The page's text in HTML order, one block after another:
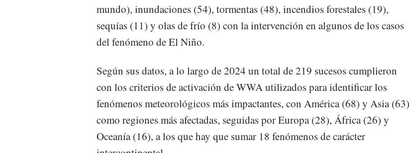
mundo), inundaciones (54), tormentas (48), incendios forestales (19),
sequías (11) y olas de frío (8) con la intervención en algunos de los casos
del fenómeno de El Niño.
Según sus datos, a lo largo de 2024 un total de 219 sucesos cumplieron
con los criterios de activación de WWA utilizados para identificar los
fenómenos meteorológicos más impactantes, con América (68) y Asia (63)
como regiones más afectadas, seguidas por Europa (28), África (26) y
Oceanía (16), a los que hay que sumar 18 fenómenos de carácter